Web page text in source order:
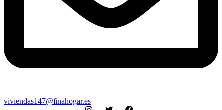
viviendas147@finahogar.es